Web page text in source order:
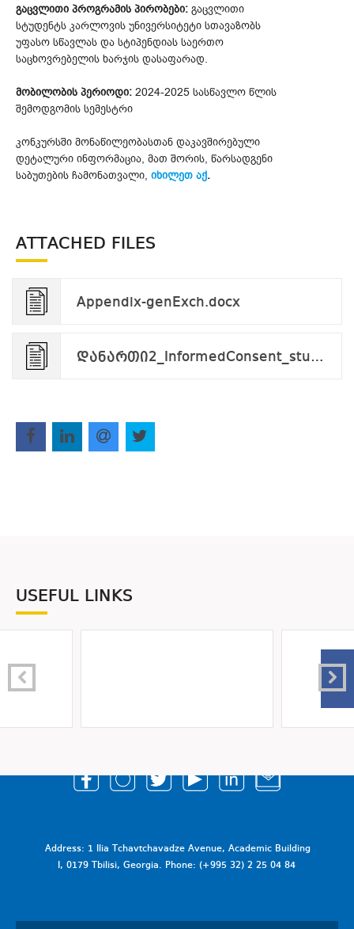
გაცვლითი პროგრამის პირობები: გაცვლითი
სტუდენტს კარლოვის უნივერსიტეტი სთავაზობს
უფასო სწავლას და სტიპენდიას საერთო
საცხოვრებელის ხარჯის დასაფარად.
მობილობის პერიოდი: 2024-2025 სასწავლო წლის
შემოდგომის სემესტრი
კონკურსში მონაწილეობასთან დაკავშირებული
დეტალური ინფორმაცია, მათ შორის, წარსადგენი
საბუთების ჩამონათვალი, იხილეთ აქ.
ATTACHED FILES
Appendix-genExch.docx
დანართი2_InformedConsent_student.applicant.pdf
USEFUL LINKS
Address: 1 Ilia Tchavtchavadze Avenue, Academic Building
I, 0179 Tbilisi, Georgia. Phone: (+995 32) 2 25 04 84